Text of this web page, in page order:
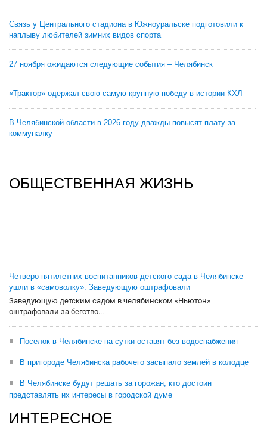
Связь у Центрального стадиона в Южноуральске подготовили к
наплыву любителей зимних видов спорта
27 ноября ожидаются следующие события – Челябинск
«Трактор» одержал свою самую крупную победу в истории КХЛ
В Челябинской области в 2026 году дважды повысят плату за
коммуналку
ОБЩЕСТВЕННАЯ ЖИЗНЬ
Четверо пятилетних воспитанников детского сада в Челябинске
ушли в «самоволку». Заведующую оштрафовали
Заведующую детским садом в челябинском «Ньютон»
оштрафовали за бегство...
Поселок в Челябинске на сутки оставят без водоснабжения
В пригороде Челябинска рабочего засыпало землей в колодце
В Челябинске будут решать за горожан, кто достоин
представлять их интересы в городской думе
ИНТЕРЕСНОЕ